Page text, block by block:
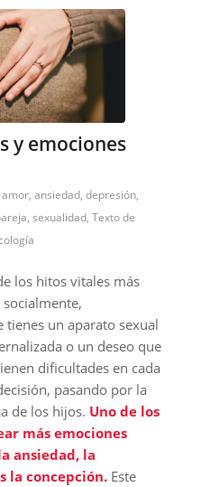
y emociones
amor, ansiedad, depresión,
, sexualidad, Texto de
los hitos vitales más
tienes un aparato sexual
o un deseo que
dificultades en cada
pasando por la
de los hijos. Uno de los
más emociones
ansiedad, la
la concepción.Este